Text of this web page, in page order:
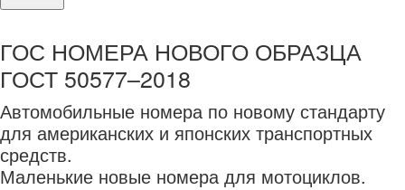
ГОС НОМЕРА НОВОГО ОБРАЗЦА
ГОСТ 50577–2018
Автомобильные номера по новому стандарту
для американских и японских транспортных
средств.
Маленькие новые номера для мотоциклов.